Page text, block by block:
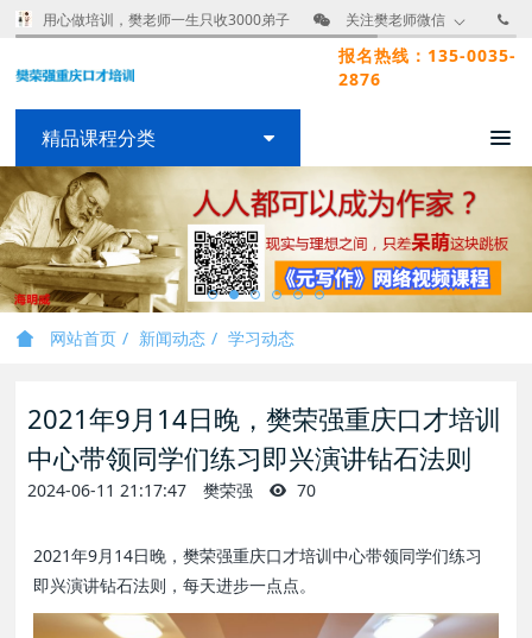
用心做培训，樊老师一生只收3000弟子 关注樊老师微信
报名热线：135-0035-
2876
精品课程分类
网站首页 新闻动态 学习动态
2021年9月14日晚，樊荣强重庆口才培训
中心带领同学们练习即兴演讲钻石法则
2024-06-11 21:17:47 樊荣强 70
2021年9月14日晚，樊荣强重庆口才培训中心带领同学们练习
即兴演讲钻石法则，每天进步一点点。